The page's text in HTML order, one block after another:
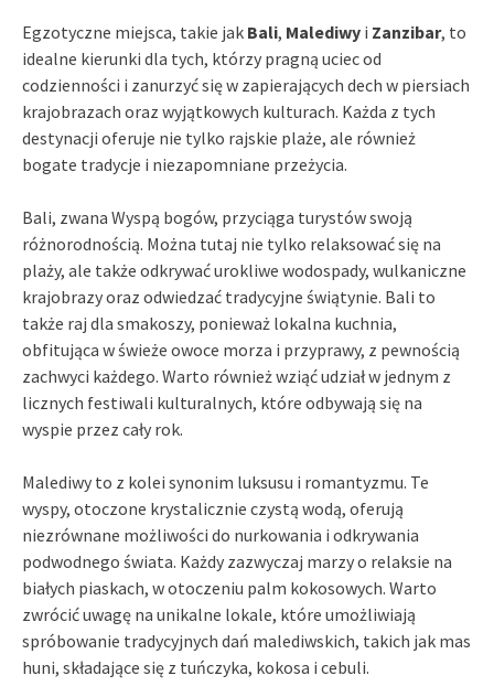
Egzotyczne miejsca, takie jak Bali, Malediwy i Zanzibar, to
idealne kierunki dla tych, którzy pragną uciec od
codzienności i zanurzyć się w zapierających dech w piersiach
krajobrazach oraz wyjątkowych kulturach. Każda z tych
destynacji oferuje nie tylko rajskie plaże, ale również
bogate tradycje i niezapomniane przeżycia.
Bali, zwana Wyspą bogów, przyciąga turystów swoją
różnorodnością. Można tutaj nie tylko relaksować się na
plaży, ale także odkrywać urokliwe wodospady, wulkaniczne
krajobrazy oraz odwiedzać tradycyjne świątynie. Bali to
także raj dla smakoszy, ponieważ lokalna kuchnia,
obfitująca w świeże owoce morza i przyprawy, z pewnością
zachwyci każdego. Warto również wziąć udział w jednym z
licznych festiwali kulturalnych, które odbywają się na
wyspie przez cały rok.
Malediwy to z kolei synonim luksusu i romantyzmu. Te
wyspy, otoczone krystalicznie czystą wodą, oferują
niezrównane możliwości do nurkowania i odkrywania
podwodnego świata. Każdy zazwyczaj marzy o relaksie na
białych piaskach, w otoczeniu palm kokosowych. Warto
zwrócić uwagę na unikalne lokale, które umożliwiają
spróbowanie tradycyjnych dań malediwskich, takich jak mas
huni, składające się z tuńczyka, kokosa i cebuli.